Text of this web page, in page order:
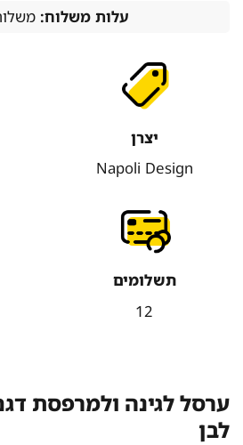
עלות משלוח:משלוח
יצרן
Napoli Design
תשלומים
12
ערסל לגינה ולמרפסת
לבן